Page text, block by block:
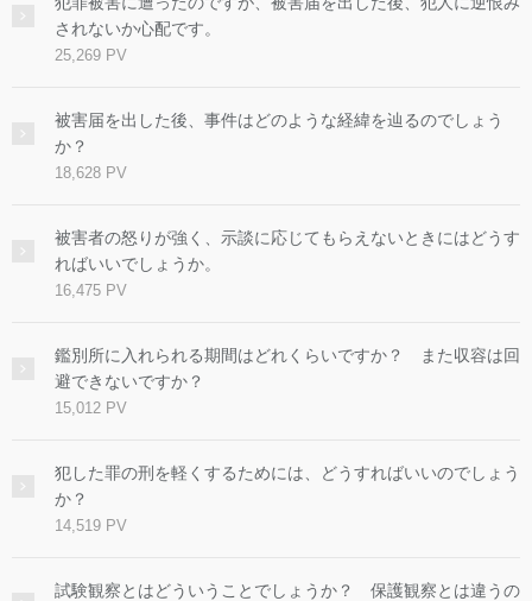
されないか心配です。
25,269 PV
被害届を出した後、事件はどのような経緯を辿るのでしょう
か？
18,628 PV
被害者の怒りが強く、示談に応じてもらえないときにはどうす
ればいいでしょうか。
16,475 PV
鑑別所に入れられる期間はどれくらいですか？ また収容は回
避できないですか？
15,012 PV
犯した罪の刑を軽くするためには、どうすればいいのでしょう
か？
14,519 PV
試験観察とはどういうことでしょうか？ 保護観察とは違うの